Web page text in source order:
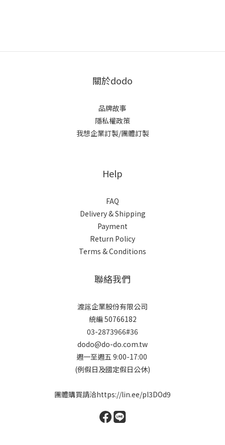
關於dodo
品牌故事
隱私權政策
我想企業訂製/團體訂製
Help
FAQ
Delivery & Shipping
Payment
Return Policy
Terms & Conditions
聯絡我們
渡簬企業股份有限公司
統編 50766182
03-2873966#36
dodo@do-do.com.tw
週一至週五 9:00-17:00
(例假日及國定假日公休)
團體購買請洽https://lin.ee/pI3DOd9